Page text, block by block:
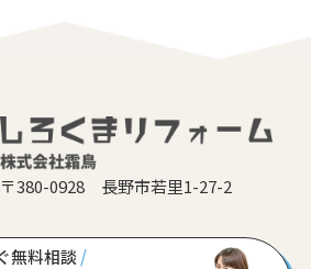
〒380-0928 長野市若里1-27-2
無料相談 /